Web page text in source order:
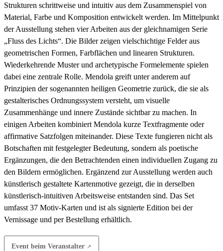
Strukturen schrittweise und intuitiv aus dem Zusammenspiel von
Material, Farbe und Komposition entwickelt werden. Im Mittelpunkt
der Ausstellung stehen vier Arbeiten aus der gleichnamigen Serie
„Fluss des Lichts“. Die Bilder zeigen vielschichtige Felder aus
geometrischen Formen, Farbflächen und linearen Strukturen.
Wiederkehrende Muster und archetypische Formelemente spielen
dabei eine zentrale Rolle. Mendola greift unter anderem auf
Prinzipien der sogenannten heiligen Geometrie zurück, die sie als
gestalterisches Ordnungssystem versteht, um visuelle
Zusammenhänge und innere Zustände sichtbar zu machen. In
einigen Arbeiten kombiniert Mendola kurze Textfragmente oder
affirmative Satzfolgen miteinander. Diese Texte fungieren nicht als
Botschaften mit festgelegter Bedeutung, sondern als poetische
Ergänzungen, die den Betrachtenden einen individuellen Zugang zu
den Bildern ermöglichen. Ergänzend zur Ausstellung werden auch
künstlerisch gestaltete Kartenmotive gezeigt, die in derselben
künstlerisch-intuitiven Arbeitsweise entstanden sind. Das Set
umfasst 37 Motiv-Karten und ist als signierte Edition bei der
Vernissage und per Bestellung erhältlich.
Event beim Veranstalter